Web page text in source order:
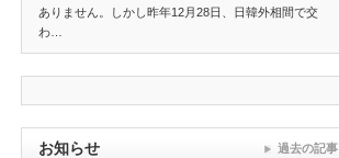
ありません。しかし昨年12月28日、日韓外相間で交
わ…
お知らせ 過去の記事